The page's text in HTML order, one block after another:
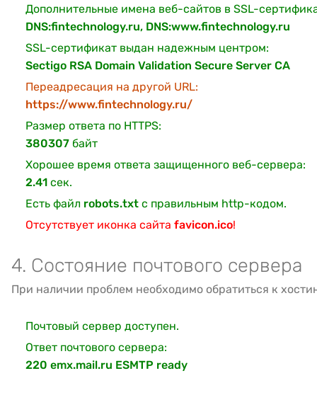
Дополнительные имена веб-сайтов в SSL-
DNS:fintechnology.ru, DNS:www.fintechnology.ru
SSL-сертификат выдан надежным центром:
Sectigo RSA Domain Validation Secure Server CA
Переадресация на другой URL:
https://www.fintechnology.ru/
Размер ответа по HTTPS:
380307 байт
Хорошее время ответа защищенного веб-сервера:
2.41 сек.
Есть файл robots.txt с правильным http-кодом.
Отсутствует иконка сайта favicon.ico!
4. Состояние почтового сервера
При наличии проблем необходимо обратиться к
Почтовый сервер доступен.
Ответ почтового сервера:
220 emx.mail.ru ESMTP ready